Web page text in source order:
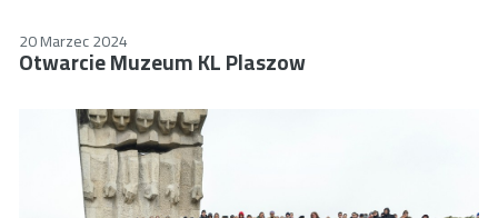
20 Marzec 2024
Otwarcie Muzeum KL Plaszow